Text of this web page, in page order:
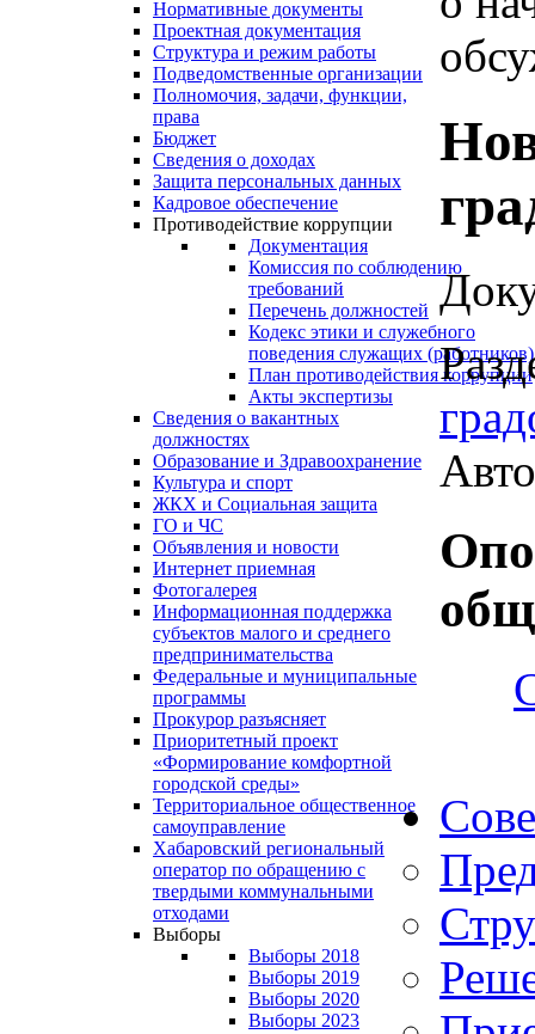
Нормативные документы
Проектная документация
Структура и режим работы
Подведомственные организации
Полномочия, задачи, функции,
права
Бюджет
Сведения о доходах
Защита персональных данных
Кадровое обеспечение
Противодействие коррупции
Документация
Комиссия по соблюдению
требований
Перечень должностей
Кодекс этики и служебного
поведения служащих (работников)
План противодействия коррупции
Акты экспертизы
Сведения о вакантных
должностях
Образование и Здравоохранение
Культура и спорт
ЖКХ и Социальная защита
ГО и ЧС
Объявления и новости
Интернет приемная
Фотогалерея
Информационная поддержка
субъектов малого и среднего
предпринимательства
Федеральные и муниципальные
программы
Прокурор разъясняет
Приоритетный проект
«Формирование комфортной
городской среды»
Территориальное общественное
самоуправление
Хабаровский региональный
оператор по обращению с
твердыми коммунальными
отходами
Выборы
Выборы 2018
Выборы 2019
Выборы 2020
Выборы 2023